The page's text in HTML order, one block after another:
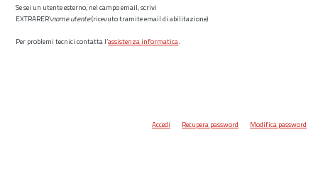
Se sei un utente esterno, nel campo email, scrivi
EXTRARER\nome utente(ricevuto tramite email di abilitazione)
Per problemi tecnici contatta l’assistenza informatica.
Accedi Recupera password Modifica password